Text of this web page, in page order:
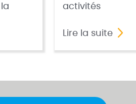
activités
Lire la suite